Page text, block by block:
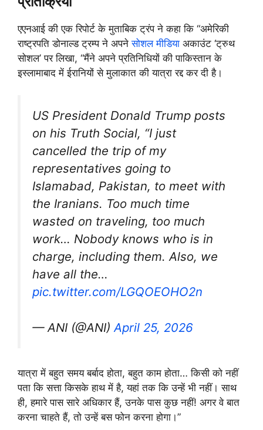
एएनआई की एक रिपोर्ट के मुताबिक ट्रंप ने कहा कि “अमेरिकी
राष्ट्रपति डोनाल्ड ट्रम्प ने अपनेसोशल मीडिया अकाउंट ‘ट्रुथ
सोशल’ पर लिखा, “मैंने अपने प्रतिनिधियों की पाकिस्तान के
इस्लामाबाद में ईरानियों से मुलाकात की यात्रा रद्द कर दी है।
US President Donald Trump posts
on his Truth Social, “I just
cancelled the trip of my
representatives going to
Islamabad, Pakistan, to meet with
the Iranians. Too much time
wasted on traveling, too much
work… Nobody knows who is in
charge, including them. Also, we
have all the…
pic.twitter.com/LGQOEOHO2n
— ANI (@ANI) April 25, 2026
यात्रा में बहुत समय बर्बाद होता, बहुत काम होता… किसी को नहीं
पता कि सत्ता किसके हाथ में है, यहां तक ​​कि उन्हें भी नहीं। साथ
ही, हमारे पास सारे अधिकार हैं, उनके पास कुछ नहीं! अगर वे बात
करना चाहते हैं, तो उन्हें बस फोन करना होगा।”